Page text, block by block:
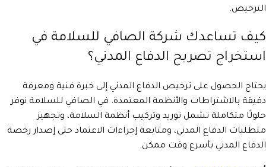
الترخيص.
كيف تساعدك شركة الصافي للسلامة في
استخراج تصريح الدفاع المدني؟
يحتاج الحصول على ترخيص الدفاع المدني إلى خبرة فنية ومعرفة
دقيقة بالاشتراطات والأنظمة المعتمدة. في الصافي للسلامة نوفر
حلولًا متكاملة تشمل توريد وتركيب أنظمة السلامة، وتجهيز
متطلبات الدفاع المدني، ومتابعة إجراءات الاعتماد حتى إصدار رخصة
الدفاع المدني بأسرع وقت ممكن.